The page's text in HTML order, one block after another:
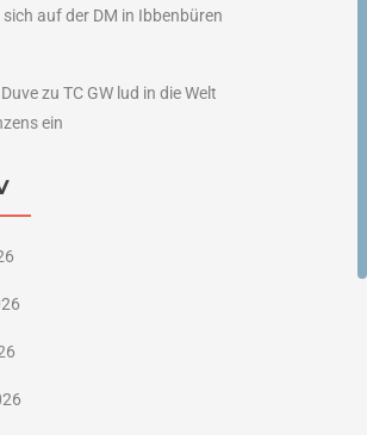
auf der DM in Ibbenbüren
zu TC GW lud in die Welt
ein